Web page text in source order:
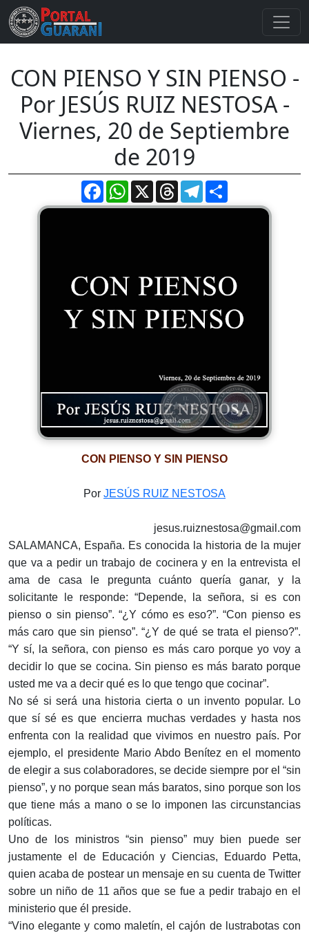
CON PIENSO Y SIN PIENSO -
Por JESÚS RUIZ NESTOSA -
Viernes, 20 de Septiembre
de 2019
FacebookWhatsApp
X ThreadsTelegram
CON PIENSO Y SIN PIENSO
Por JESÚS RUIZ NESTOSA
jesus.ruiznestosa@gmail.com
SALAMANCA, España. Es conocida la historia de la mujer
que va a pedir un trabajo de cocinera y en la entrevista el
ama de casa le pregunta cuánto quería ganar, y la
solicitante le responde: “Depende, la señora, si es con
pienso o sin pienso”. “¿Y cómo es eso?”. “Con pienso es
más caro que sin pienso”. “¿Y de qué se trata el pienso?”.
“Y sí, la señora, con pienso es más caro porque yo voy a
decidir lo que se cocina. Sin pienso es más barato porque
usted me va a decir qué es lo que tengo que cocinar”.
No sé si será una historia cierta o un invento popular. Lo
que sí sé es que encierra muchas verdades y hasta nos
enfrenta con la realidad que vivimos en nuestro país. Por
ejemplo, el presidente Mario Abdo Benítez en el momento
de elegir a sus colaboradores, se decide siempre por el “sin
pienso”, y no porque sean más baratos, sino porque son los
que tiene más a mano o se lo imponen las circunstancias
políticas.
Uno de los ministros “sin pienso” muy bien puede ser
justamente el de Educación y Ciencias, Eduardo Petta,
quien acaba de postear un mensaje en su cuenta de Twitter
sobre un niño de 11 años que se fue a pedir trabajo en el
ministerio que él preside.
“Vino elegante y como maletín, el cajón de lustrabotas con